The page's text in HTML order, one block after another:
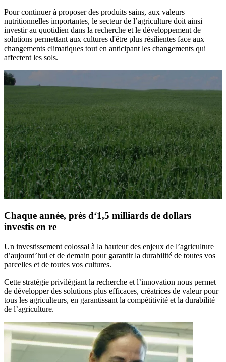
Pour continuer à proposer des produits sains, aux valeurs
nutritionnelles importantes, le secteur de l’agriculture doit ainsi
investir au quotidien dans la recherche et le développement de
solutions permettant aux cultures d'être plus résilientes face aux
changements climatiques tout en anticipant les changements qui
affectent les sols.​
Chaque année, près d‘1,5 milliards de dollars
investis en re
Un investissement colossal à la hauteur des enjeux de l’agriculture
d’aujourd’hui et de demain pour garantir la durabilité de toutes vos
parcelles et de toutes vos cultures.​
Cette stratégie privilégiant la recherche et l’innovation nous permet
de développer des solutions plus efficaces, créatrices de valeur pour
tous les agriculteurs, en garantissant la compétitivité et la durabilité
de l’agriculture.